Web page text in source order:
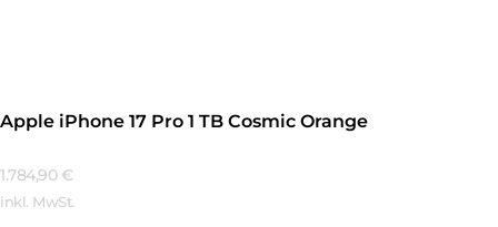
Apple iPhone 17 Pro 1 TB Cosmic Orange
1.784,90 €
inkl. MwSt.